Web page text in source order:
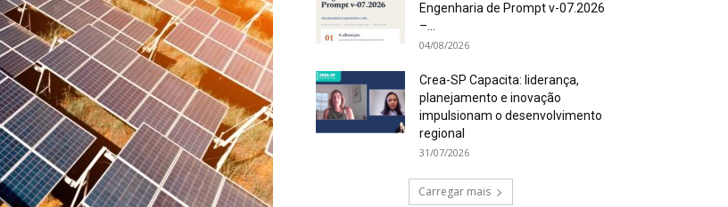
Engenharia de Prompt v-07.2026
–...
04/08/2026
Crea-SP Capacita: liderança,
planejamento e inovação
impulsionam o desenvolvimento
regional
31/07/2026
Carregar mais